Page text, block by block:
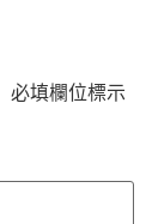
必填欄位標示